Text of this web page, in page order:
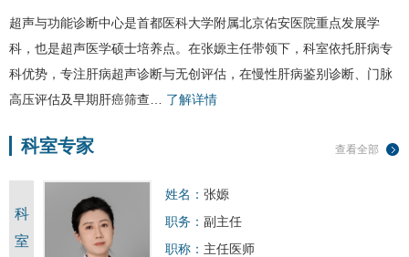
超声与功能诊断中心是首都医科大学附属北京佑安医院重点发展学
科，也是超声医学硕士培养点。在张嫄主任带领下，科室依托肝病专
科优势，专注肝病超声诊断与无创评估，在慢性肝病鉴别诊断、门脉
高压评估及早期肝癌筛查… 了解详情
查看全部
科室专家
科
室
姓名： 张嫄
职务： 副主任
职称： 主任医师